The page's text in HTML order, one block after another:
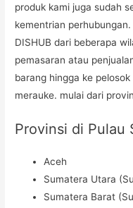
produk kami juga sudah
kementrian
DISHUB dari beberapa
pemasaran atau
barang hingga ke
merauke. mulai dari
Provinsi di Pulau
Aceh
Sumatera Utara
Sumatera Barat